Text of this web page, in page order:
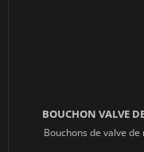
BOUCHON VALVE
Bouchons de valve